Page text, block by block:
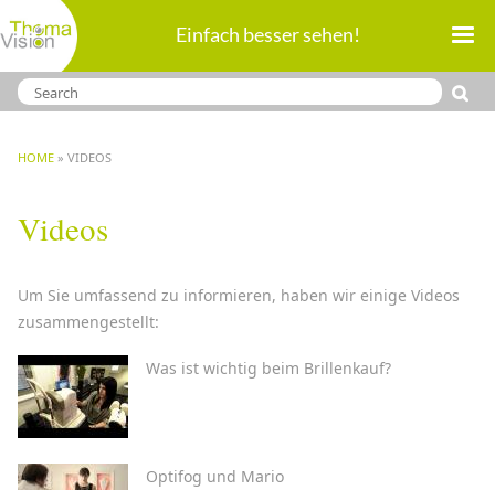
Direkt
zum
Inhalt
Einfach besser sehen!
BREADCRUMB
HOME VIDEOS
Videos
Um Sie umfassend zu informieren, haben wir einige Videos
zusammengestellt:
Was ist wichtig beim Brillenkauf?
Optifog und Mario